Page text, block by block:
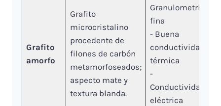
Grafito
amorfo
Grafito
microcristalino
procedente de
filones de carbón
metamorfoseados;
aspecto mate y
textura blanda.
Granulometría
fina
- Buena
conductividad
térmica
-
Conductividad
eléctrica